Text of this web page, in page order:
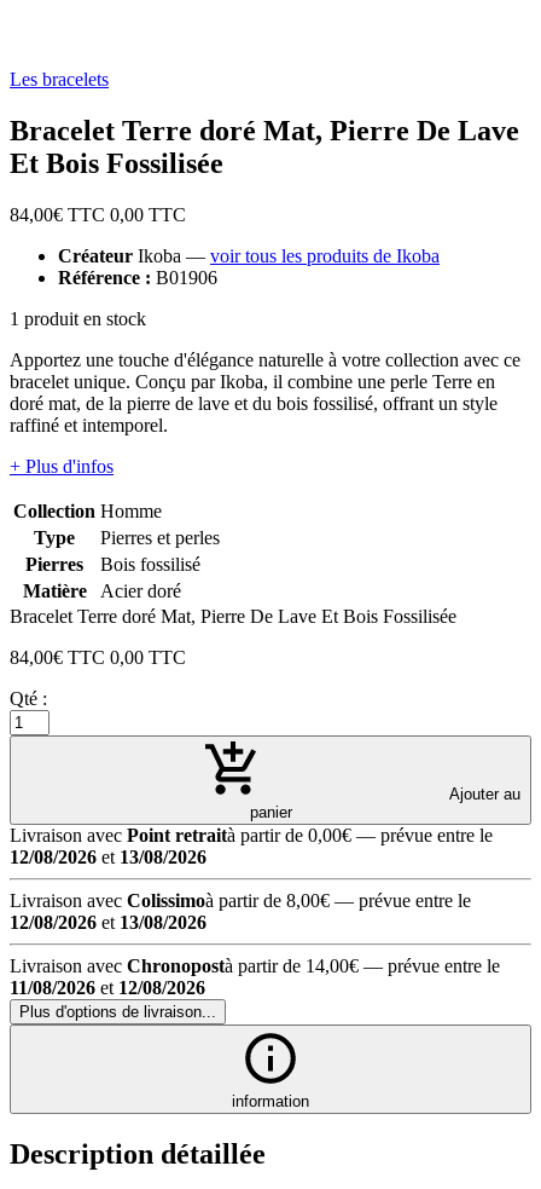
Les bracelets
Bracelet Terre doré Mat, Pierre De Lave
Et Bois Fossilisée
84,00€ TTC 0,00 TTC
Créateur Ikoba — voir tous les produits de Ikoba
Référence : B01906
1 produit en stock
Apportez une touche d'élégance naturelle à votre collection avec ce
bracelet unique. Conçu par Ikoba, il combine une perle Terre en
doré mat, de la pierre de lave et du bois fossilisé, offrant un style
raffiné et intemporel.
+ Plus d'infos
Collection Homme
Type
Pierres et perles
Pierres
Bois fossilisé
Matière
Acier doré
Bracelet Terre doré Mat, Pierre De Lave Et Bois Fossilisée
84,00€ TTC 0,00 TTC
Qté :
Ajouter au
panier
Livraison avec Point retraità partir de 0,00€ — prévue entre le
12/08/2026 et 13/08/2026
Livraison avec Colissimoà partir de 8,00€ — prévue entre le
12/08/2026 et 13/08/2026
Livraison avec Chronopostà partir de 14,00€ — prévue entre le
11/08/2026 et 12/08/2026
Plus d'options de livraison...
information
Description détaillée